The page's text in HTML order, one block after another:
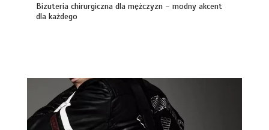
Bizuteria chirurgiczna dla mężczyzn – modny akcent
dla każdego